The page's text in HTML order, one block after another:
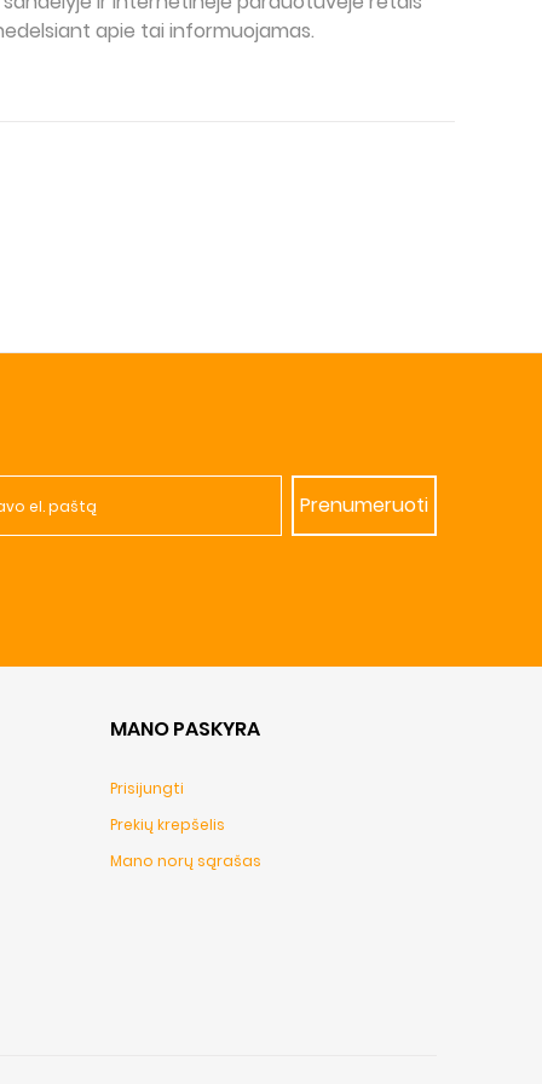
apie tai informuojamas.
Prenumeruoti
MANO PASKYRA
Prisijungti
Prekių krepšelis
Mano norų sąrašas